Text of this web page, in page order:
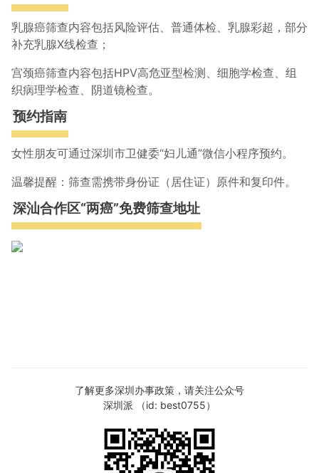
乳腺癌筛查内容包括风险评估、普通体检、乳腺彩超，部分
补充乳腺X线检查；
宫颈癌筛查内容包括HPV高危亚型检测、细胞学检查、组
织病理学检查、阴道镜检查。
预约指南
女性朋友可通过深圳市卫健委“妇儿通”微信小程序预约。
温馨提醒：筛查需携带身份证（居住证）原件和复印件。
深汕合作区“两癌”免费筛查地址
了解更多深圳办事政策，请关注公众号
深圳派 （id: best0755）